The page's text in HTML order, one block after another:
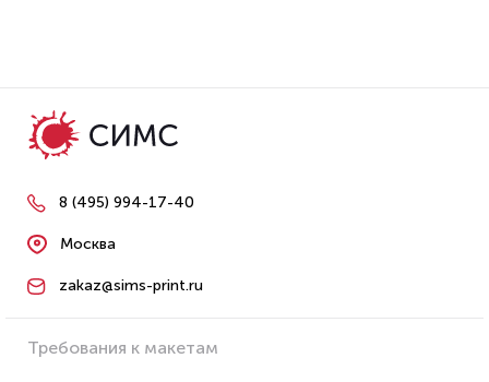
8 (495) 994-17-40
Москва
zakaz@sims-print.ru
Требования к макетам